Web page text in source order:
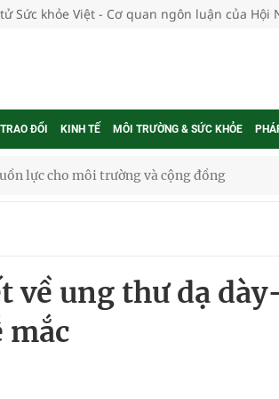
Sức khỏe Việt - Cơ quan ngôn luận của Hội
ĐỔI KINH TẾ MÔI TRƯỜNG & SỨC KHỎE
bảo hiểm y tế nếu không đăng ký khám
riêng 2026
cấp cứu, điều trị đột quỵ
lại khai thác vào ngày 19/8
về ung thư dạ
mắc